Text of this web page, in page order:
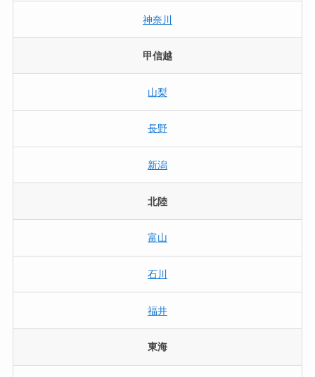
神奈川
甲信越
山梨
長野
新潟
北陸
富山
石川
福井
東海